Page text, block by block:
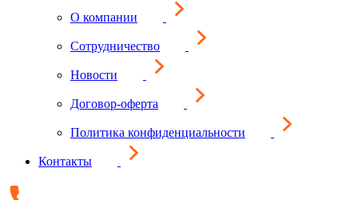
О компании
Сотрудничество
Новости
Договор-оферта
Политика конфиденциальности
Контакты